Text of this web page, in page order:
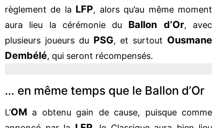
règlement de la LFP, alors qu’au même moment
aura lieu la cérémonie du
Ballon d’Or, avec
plusieurs joueurs du PSG, et surtout Ousmane
Dembélé, qui seront récompensés.
… en même temps que le Ballon d’Or
L’OM a obtenu gain de cause, puisque comme